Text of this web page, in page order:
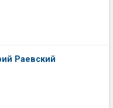
Раевский